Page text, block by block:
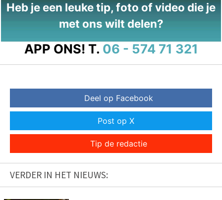
Heb je een leuke tip, foto of video die je
met ons wilt delen?
APP ONS! T. 06 - 574 71 321
Deel op Facebook
Post op X
Tip de redactie
VERDER IN HET NIEUWS: